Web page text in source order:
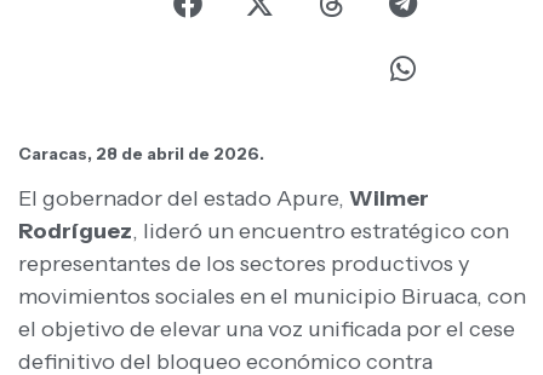
Caracas, 28 de abril de 2026.
El gobernador del estado Apure, Wilmer
Rodríguez, lideró un encuentro estratégico con
representantes de los sectores productivos y
movimientos sociales en el municipio Biruaca, con
el objetivo de elevar una voz unificada por el cese
definitivo del bloqueo económico contra